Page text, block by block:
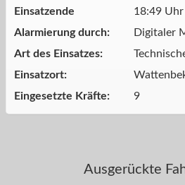
Einsatzende
18:49 Uhr
Alarmierung durch:
Digitaler
Art des Einsatzes:
Einsatzort:
Eingesetzte Kräfte:
9
Ausgerückte